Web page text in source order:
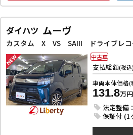
ダイハツ ムーヴ
支払総額(税込)
車両本体価格(
131.8万円
法定整備
保証付 (1
中古車